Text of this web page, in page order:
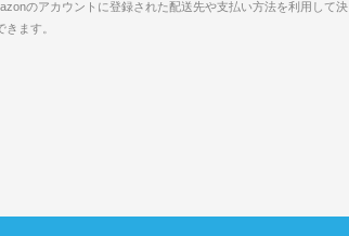
のアカウントに登録された配送先や支払い方法を利用して決
きます。